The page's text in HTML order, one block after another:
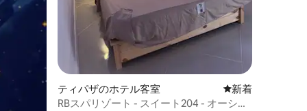
ティパザのホテル客室 新しい宿泊先
新着
RBスパリゾート - スイート204 - オーシャ